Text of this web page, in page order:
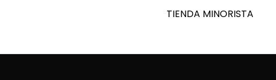
TIENDA MINORISTA